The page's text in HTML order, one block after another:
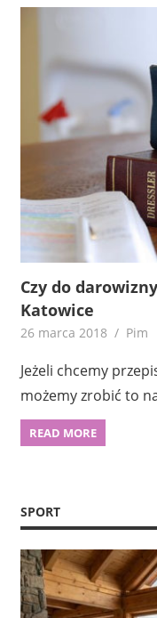
Czy do
Katowice
26 marca 2018 Pim
Jeżeli chcemy
możemy zrobić to
READ MORE
SPORT